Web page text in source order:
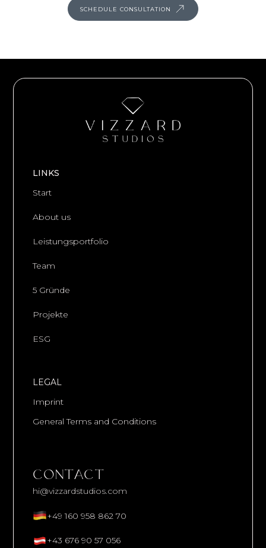
SCHEDULE CONSULTATION
LINKS
Start
About us
Leistungsportfolio
Team
5 Gründe
Projekte
ESG
LEGAL
Imprint
General Terms and Conditions
CONTACT
hi@vizzardstudios.com
+49 160 958 862 70
+43 676 90 57 056